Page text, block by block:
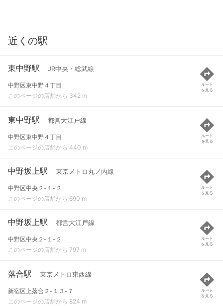
近くの駅
東中野駅 JR中央・総武線
中野区東中野４丁目
このページの店舗から 342 m
ルート
を見る
東中野駅 都営大江戸線
中野区東中野４丁目
このページの店舗から 440 m
ルート
を見る
中野坂上駅 東京メトロ丸ノ内線
中野区中央２-１-２
このページの店舗から 690 m
ルート
を見る
中野坂上駅 都営大江戸線
中野区中央２-１-２
このページの店舗から 797 m
ルート
を見る
落合駅 東京メトロ東西線
新宿区上落合２-１３-７
このページの店舗から 824 m
ルート
を見る